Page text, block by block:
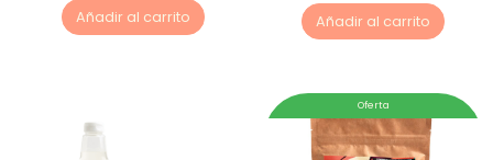
Añadir al carrito Añadir al carrito
Oferta